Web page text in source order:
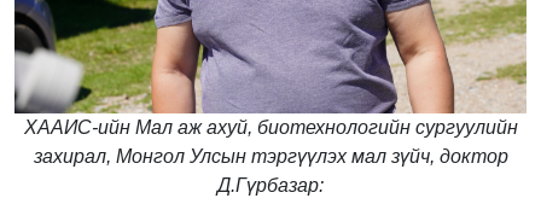
ХААИС-ийн Мал аж ахуй, биотехнологийн сургуулийн
захирал, Монгол Улсын тэргүүлэх мал зүйч, доктор
Д.Гүрбазар: